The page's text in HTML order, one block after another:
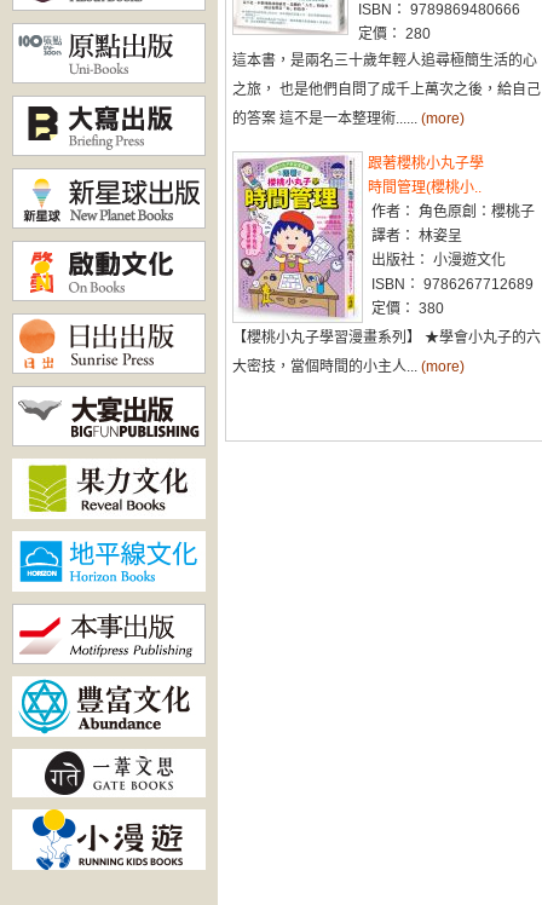
ISBN： 9789869480666
定價： 280
這本書，是兩名三十歲年輕人追尋極簡生活的心
之旅， 也是他們自問了成千上萬次之後，給自己
的答案 這不是一本整理術...... (more)
跟著櫻桃小丸子學
時間管理(櫻桃小..
作者： 角色原創：櫻桃子
譯者： 林姿呈
出版社： 小漫遊文化
ISBN： 9786267712689
定價： 380
【櫻桃小丸子學習漫畫系列】 ★學會小丸子的六
大密技，當個時間的小主人... (more)